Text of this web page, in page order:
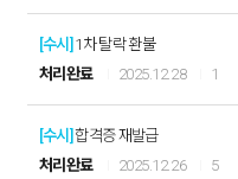
[수시] 1차 탈락 환불
처리완료
2025.12.28 1
[수시] 합격증 재발급
처리완료
2025.12.26 5